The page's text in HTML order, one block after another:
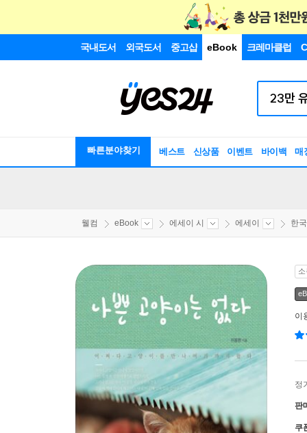
국내도서 외국도서 중고샵 eBook 크레마클럽
빠른분야찾기 베스트 신상품 이벤트 바이백 매
웰컴 eBook 에세이 시 에세이 한
이
정
판
쿠